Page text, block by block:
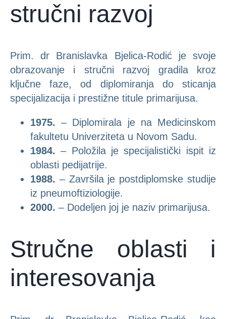
stručni razvoj
Prim. dr Branislavka Bjelica-Rodić je svoje
obrazovanje i stručni razvoj gradila kroz
ključne faze, od diplomiranja do sticanja
specijalizacija i prestižne titule primarijusa.
1975. – Diplomirala je na Medicinskom
fakultetu Univerziteta u Novom Sadu.
1984. – Položila je specijalistički ispit iz
oblasti pedijatrije.
1988. – Završila je postdiplomske studije
iz pneumoftiziologije.
2000. – Dodeljen joj je naziv primarijusa.
Stručne oblasti i
interesovanja